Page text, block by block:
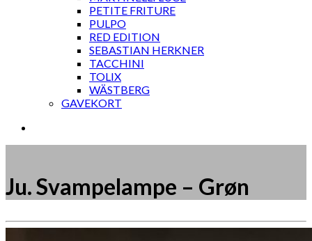
PETITE FRITURE
PULPO
RED EDITION
SEBASTIAN HERKNER
TACCHINI
TOLIX
WÄSTBERG
GAVEKORT
Ju. Svampelampe – Grøn